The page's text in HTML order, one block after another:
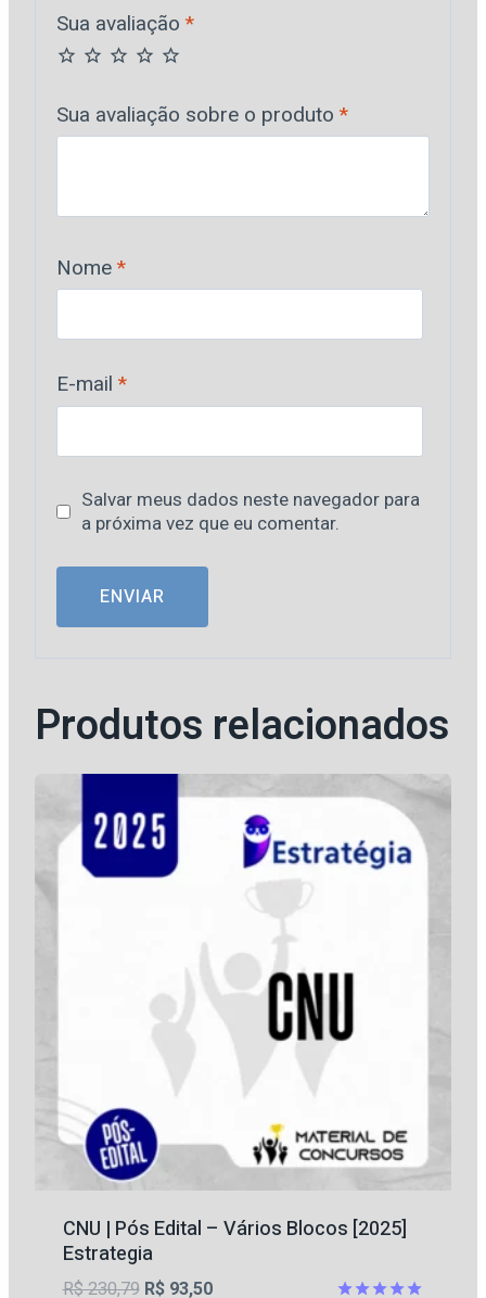
Sua avaliação *
Sua avaliação sobre o produto *
Nome *
E-mail *
Salvar meus dados neste navegador para
a próxima vez que eu comentar.
Produtos relacionados
CNU | Pós Edital – Vários Blocos [2025]
Estrategia
R$230,79 O
R$93,50O